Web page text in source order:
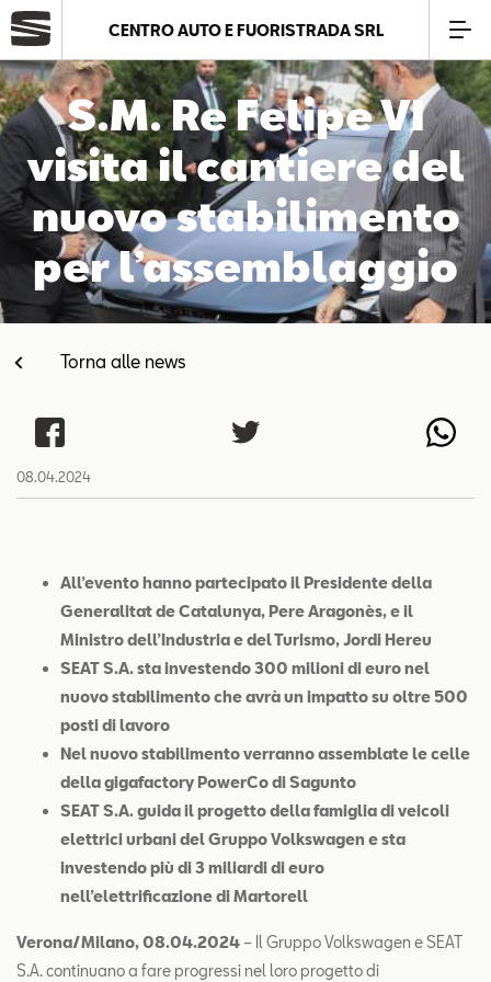
Azienda
Modelli
Offerte
Service
Business
SEAT Usato Certificato
Contatti
CENTRO AUTO E FUORISTRADA SRL
S.M. Re Felipe VI
visita il cantiere del
nuovo stabilimento
per l’assemblaggio
di batterie
Torna alle news
08.04.2024
All’evento hanno partecipato il Presidente della
Generalitat de Catalunya, Pere Aragonès, e il
Ministro dell’Industria e del Turismo, Jordi Hereu
SEAT S.A. sta investendo 300 milioni di euro nel
nuovo stabilimento che avrà un impatto su oltre 500
posti di lavoro
Nel nuovo stabilimento verranno assemblate le celle
della gigafactory PowerCo di Sagunto
SEAT S.A. guida il progetto della famiglia di veicoli
elettrici urbani del Gruppo Volkswagen e sta
investendo più di 3 miliardi di euro
nell’elettrificazione di Martorell
Verona/Milano, 08.04.2024 – Il Gruppo Volkswagen e SEAT
S.A. continuano a fare progressi nel loro progetto di